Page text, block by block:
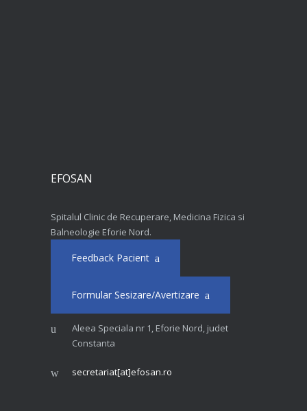
EFOSAN
Spitalul Clinic de Recuperare, Medicina Fizica si
Balneologie Eforie Nord.
Feedback Pacient
Formular Sesizare/Avertizare
Aleea Speciala nr 1, Eforie Nord, judet
Constanta
secretariat[at]efosan.ro